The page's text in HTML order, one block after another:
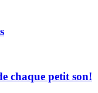
chaque petit son!